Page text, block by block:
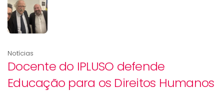
Notícias
Docente do IPLUSO defende
Educação para os Direitos Humanos